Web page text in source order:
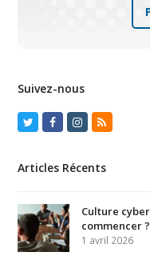
Suivez-nous
TwitterFacebook
Instagram
RSS
Articles Récents
Culture
commencer ?
1 avril 2026